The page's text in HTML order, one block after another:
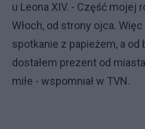
u Leona XIV. - Część mojej
Włoch, od strony ojca.
spotkanie z papieżem, a
dostałem prezent od
miłe - wspomniał w TVN.